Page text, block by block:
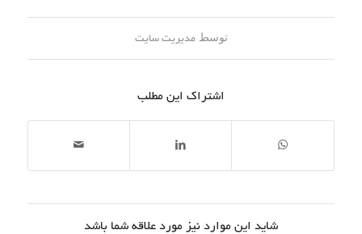
توسطمدیریت سایت
اشتراک این مطلب
شاید این موارد نیز مورد علاقه شما باشد